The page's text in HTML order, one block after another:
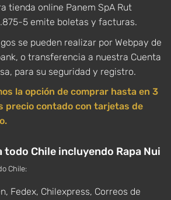
tienda online Panem SpA Rut
5 emite boletas y facturas.
se pueden realizar por Webpay de
o transferencia a nuestra Cuenta
para su seguridad y registro.
la opción de comprar hasta en 3
precio contado con tarjetas de
todo Chile incluyendo Rapa Nui
Chile:
Fedex, Chilexpress, Correos de